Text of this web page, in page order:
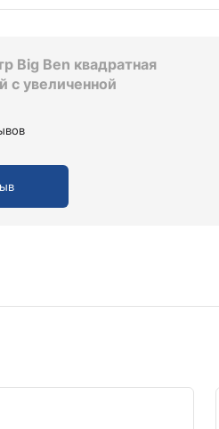
Big Ben квадратная
с увеличенной